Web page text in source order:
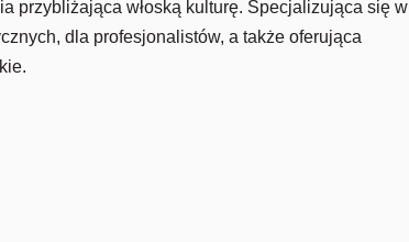
przybliżająca włoską kulturę. Specjalizująca się w
dla profesjonalistów, a także oferująca